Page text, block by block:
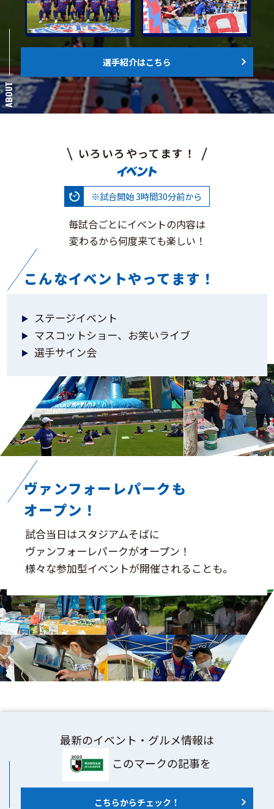
ABOUT
選手紹介はこちら
いろいろやってます！
※試合開始 3時間30分前から
毎試合ごとにイベントの内容は
変わるから何度来ても楽しい！
こんなイベントやってます！
ステージイベント
マスコットショー、お笑いライブ
選手サイン会
ヴァンフォーレパークも
オープン！
試合当日はスタジアムそばに
ヴァンフォーレパークがオープン！
様々な参加型イベントが開催されることも。
最新のイベント・グルメ情報は
このマークの記事を
こちらからチェック！